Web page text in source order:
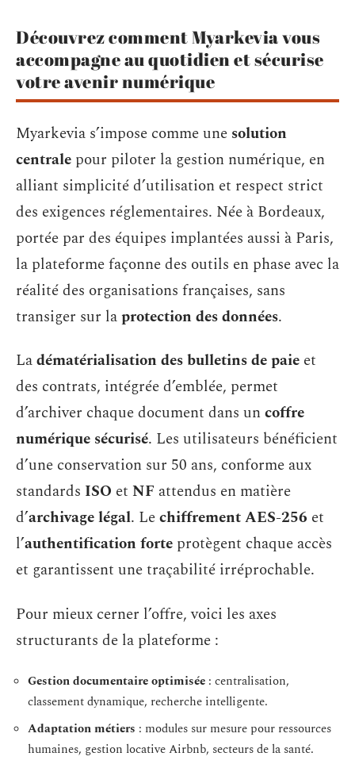
Découvrez comment Myarkevia vous
accompagne au quotidien et sécurise
votre avenir numérique
Myarkevia s’impose comme une solution
centrale pour piloter la gestion numérique, en
alliant simplicité d’utilisation et respect strict
des exigences réglementaires. Née à Bordeaux,
portée par des équipes implantées aussi à Paris,
la plateforme façonne des outils en phase avec la
réalité des organisations françaises, sans
transiger sur laprotection des données.
Ladématérialisation des bulletins de paie et
des contrats, intégrée d’emblée, permet
d’archiver chaque document dans uncoffre
numérique sécurisé. Les utilisateurs bénéficient
d’une conservation sur 50 ans, conforme aux
standards ISO et NF attendus en matière
d’archivage légal. Lechiffrement AES-256 et
l’authentification forte protègent chaque accès
et garantissent une traçabilité irréprochable.
Pour mieux cerner l’offre, voici les axes
structurants de la plateforme :
Gestion documentaire optimisée : centralisation,
classement dynamique, recherche intelligente.
Adaptation métiers : modules sur mesure pour ressources
humaines, gestion locative Airbnb, secteurs de la santé.